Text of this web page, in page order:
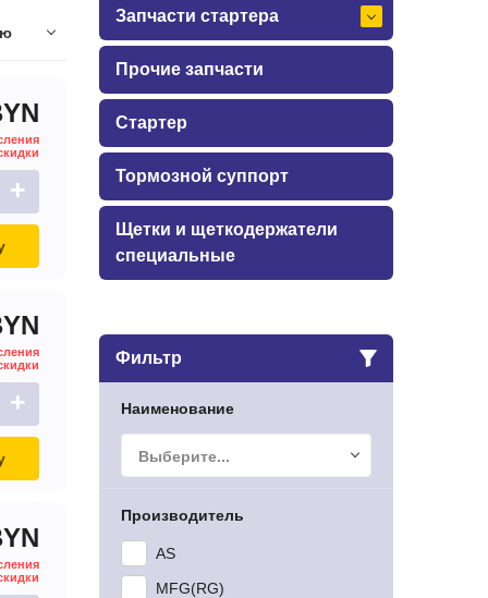
+
+
Запчасти стартера
Прочие запчасти
Стартер
Тормозной суппорт
Щетки и щеткодержатели
специальные
Фильтр
Наименование
Выберите...
Производитель
AS
MFG(RG)